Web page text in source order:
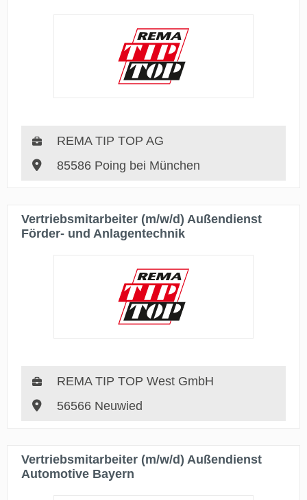
REMA TIP TOP AG
85586 Poing bei München
Vertriebsmitarbeiter (m/w/d) Außendienst
Förder- und Anlagentechnik
REMA TIP TOP West GmbH
56566 Neuwied
Vertriebsmitarbeiter (m/w/d) Außendienst
Automotive Bayern